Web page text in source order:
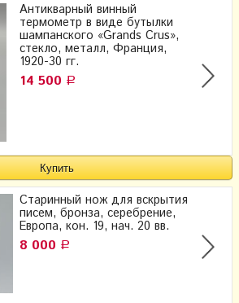
Антикварный винный
термометр в виде бутылки
шампанского «Grands Crus»,
стекло, металл, Франция,
1920-30 гг.
14 500 Р
Старинный нож для вскрытия
писем, бронза, серебрение,
Европа, кон. 19, нач. 20 вв.
8 000 Р